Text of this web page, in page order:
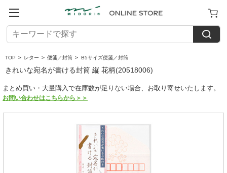
TOP > レター > 便箋／封筒 > B5サイズ便箋／封筒
きれいな宛名が書ける封筒 縦 花柄(20518006)
まとめ買い・大量購入で在庫数が足りない場合、お取り寄せいたします。
お問い合わせはこちらから＞＞